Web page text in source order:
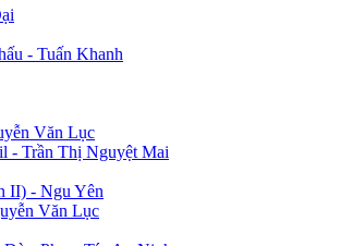
- Tuấn Khanh
Văn Lục
- Trần Thị Nguyệt Mai
II) - Ngu Yên
Văn Lục